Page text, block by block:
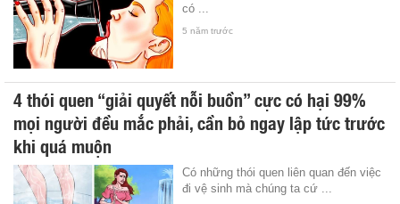
có ...
5 năm trước
4 thói quen “giải quyết nỗi buồn” cực có hại 99%
mọi người đều mắc phải, cần bỏ ngay lập tức trước
khi quá muộn
Có những thói quen liên quan đến việc
đi vệ sinh mà chúng ta cứ ...